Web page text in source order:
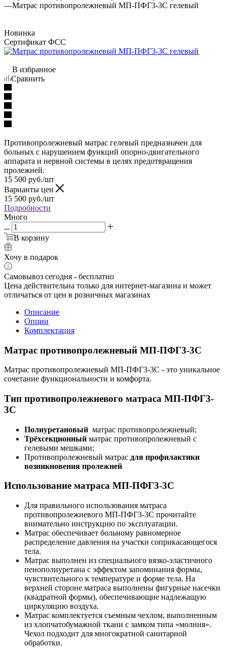
—Матрас противопролежневый МП-ПФГ3-3С гелевый
Новинка
Сертификат ФСС
В избранное
Сравнить
Противопролежневый матрас гелевый предназначен для
больных с нарушением функций опорно-двигательного
аппарата и нервной системы в целях предотвращения
пролежней.
15 500 руб./шт
Варианты цен
15 500 руб./шт
Подробности
Много
В корзину
Хочу в подарок
Самовывоз сегодня - бесплатно
Цена действительна только для интернет-магазина и может
отличаться от цен в розничных магазинах
Описание
Опции
Комплектация
Матрас противопролежневый МП-ПФГ3-3С
Матрас противопролежневый МП-ПФГ3-3С - это уникальное
сочетание функциональности и комфорта.
Тип противопролежневого матраса МП-ПФГ3-
3С
Полиуретановый матрас противопролежневый;
Трёхсекционный матрас противопролежневый с
гелевыми мешками;
Противопролежневый матрас для профилактики
возникновения пролежней
Использование матраса МП-ПФГ3-3С
Для правильного использования матраса
противопролежневого МП-ПФГ3-3С прочитайте
внимательно инструкцию по эксплуатации.
Матрас обеспечивает больному равномерное
распределение давления на участки соприкасающегося
тела.
Матрас выполнен из специального вязко-эластичного
пенополиуретана с эффектом запоминания формы,
чувствительного к температуре и форме тела. На
верхней стороне матраса выполнены фигурные насечки
(квадратной формы), обеспечивающие надлежащую
циркуляцию воздуха.
Матрас комплектуется съемным чехлом, выполненным
из хлопчатобумажной ткани с замком типа «молния».
Чехол подходит для многократной санитарной
обработки.